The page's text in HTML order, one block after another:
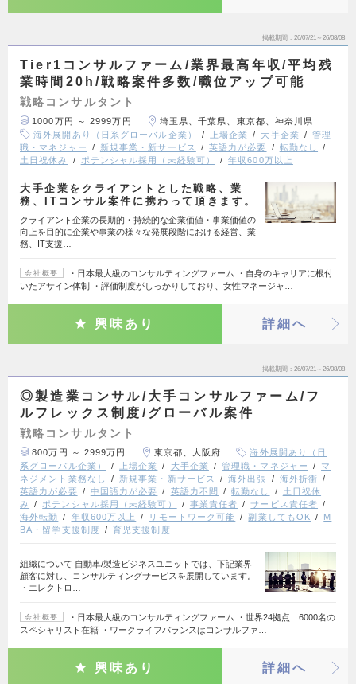
掲載期間 26/07/21～26/08/08
Tier1コンサルファーム/業界最高年収/平均残
業時間20h/戦略案件多数/職位アップ可能
戦略コンサルタント
1000万円 ～ 2999万円
埼玉県、千葉県、東京都、神奈川県
海外展開あり（日系グローバル企業）
上場企業 大手企業
管理
職・マネジャー
新規事業・新サービス 英語力が必要
転勤なし
土日祝休み
ポテンシャル採用（未経験可） 年収600万以上
大手企業をクライアントとした戦略、業
務、ITコンサル案件に携わって頂きます。
クライアント企業の長期的・持続的な企業価値・事業価値の
向上を目的に企業や事業の様々な発展段階における経営、業
務、IT支援…
会社概要
・日本最大級のコンサルティングファーム ・自身のキャリアに根付
いたアサイン体制 ・評価制度がしっかりしており、女性マネージャ…
興味あり 詳細へ
掲載期間 26/07/21～26/08/08
◎製造業コンサル/大手コンサルファーム/フ
ルフレックス制度/グローバル案件
戦略コンサルタント
800万円 ～ 2999万円 東京都、大阪府
海外展開あり（日
系グローバル企業）
上場企業 大手企業 管理職・マネジャー
マ
ネジメント業務なし
新規事業・新サービス 海外出張
海外折衝
英語力が必要
中国語力が必要 英語力不問 転勤なし
土日祝休
み
ポテンシャル採用（未経験可） 事業責任者
サービス責任者
海外転勤
年収600万以上 リモートワーク可能 副業してもOK
M
BA・留学支援制度
育児支援制度
組織について 自動車/製造ビジネスユニットでは、下記業界
顧客に対し、コンサルティングサービスを展開しています。
・エレクトロ…
会社概要
・日本最大級のコンサルティングファーム ・世界24拠点 6000名の
スペシャリスト在籍 ・ワークライフバランスはコンサルファ…
興味あり 詳細へ